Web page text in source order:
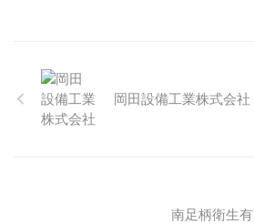
岡田設備工業株式会社
南足柄衛生